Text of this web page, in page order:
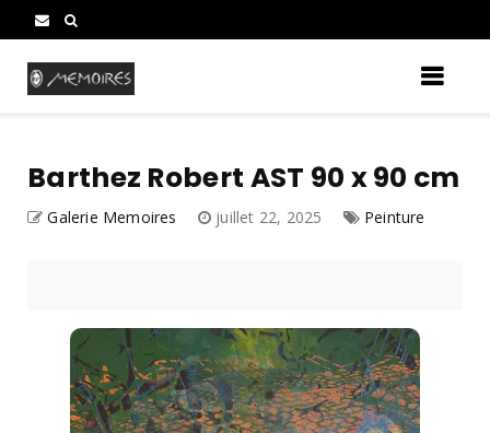
Barthez Robert AST 90 x 90 cm
Galerie Memoires juillet 22, 2025 Peinture